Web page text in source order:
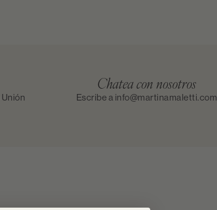
Chatea con nosotros
Escribe a info@martinamaletti.com